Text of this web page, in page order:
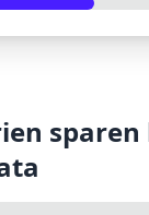
sparen